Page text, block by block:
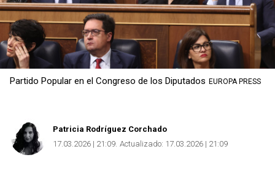
Partido Popular en el Congreso de los Diputados EUROPA PRESS
Patricia Rodríguez Corchado
17.03.2026 | 21:09 Actualizado: 17.03.2026 | 21:09